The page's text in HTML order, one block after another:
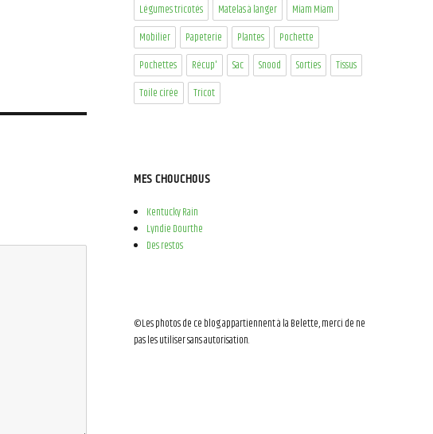
Légumes tricotés
Matelas à langer
Miam Miam
Mobilier
Papeterie Plantes
Pochette
Pochettes
Récup' Sac Snood Sorties
Tissus
Toile cirée
Tricot
MES CHOUCHOUS
Kentucky Rain
Lyndie Dourthe
Des restos
©Les photos de ce blog appartiennent à la Belette, merci de ne
pas les utiliser sans autorisation.